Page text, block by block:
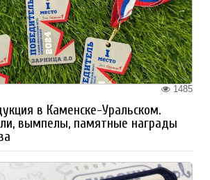
1485
в Каменске-Уральском.
вымпелы, памятные награды